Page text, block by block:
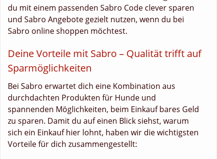
du mit einem passenden Sabro Code clever sparen
und Sabro Angebote gezielt nutzen, wenn du bei
Sabro online shoppen möchtest.
Deine Vorteile mit Sabro – Qualität trifft auf
Sparmöglichkeiten
Bei Sabro erwartet dich eine Kombination aus
durchdachten Produkten für Hunde und
spannenden Möglichkeiten, beim Einkauf bares Geld
zu sparen. Damit du auf einen Blick siehst, warum
sich ein Einkauf hier lohnt, haben wir die wichtigsten
Vorteile für dich zusammengestellt: